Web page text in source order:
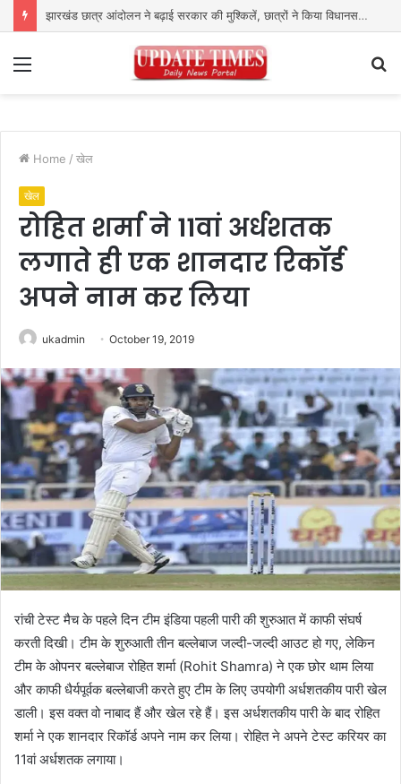
झारखंड छात्र आंदोलन ने बढ़ाई सरकार की मुश्किलें, छात्रों ने किया विधानसभा घेराव का ऐलान
Home / खेल
खेल
रोहित शर्मा ने 11वां अर्धशतक
लगाते ही एक शानदार रिकॉर्ड
अपने नाम कर लिया
ukadmin October 19, 2019
रांची टेस्ट मैच के पहले दिन टीम इंडिया पहली पारी की शुरुआत में काफी संघर्ष
करती दिखी। टीम के शुरुआती तीन बल्लेबाज जल्दी-जल्दी आउट हो गए, लेकिन
टीम के ओपनर बल्लेबाज रोहित शर्मा (Rohit Shamra) ने एक छोर थाम लिया
और काफी धैर्यपूर्वक बल्लेबाजी करते हुए टीम के लिए उपयोगी अर्धशतकीय पारी खेल
डाली। इस वक्त वो नाबाद हैं और खेल रहे हैं। इस अर्धशतकीय पारी के बाद रोहित
शर्मा ने एक शानदार रिकॉर्ड अपने नाम कर लिया। रोहित ने अपने टेस्ट करियर का
11वां अर्धशतक लगाया।